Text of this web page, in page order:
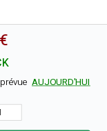
AUJOURD'HUI